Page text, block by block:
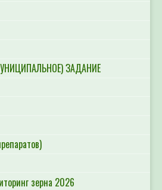
ЗАДАНИЕ
зерна 2026